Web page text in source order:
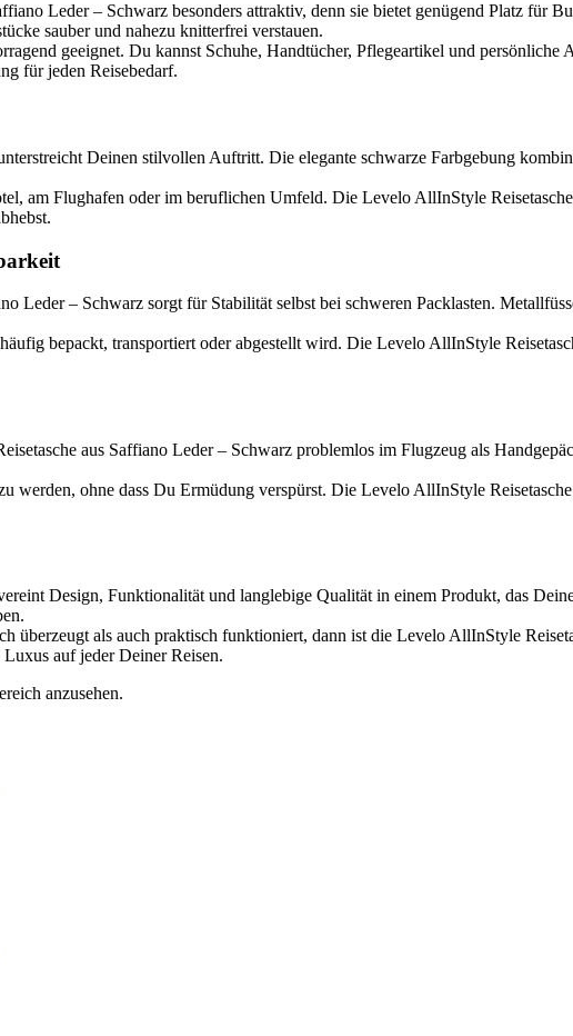
Leder – Schwarz besonders attraktiv, denn sie bietet genügend Platz für
sauber und nahezu knitterfrei verstauen.
geeignet. Du kannst Schuhe, Handtücher, Pflegeartikel und
für jeden Reisebedarf.
Deinen stilvollen Auftritt. Die elegante schwarze Farbgebung
am Flughafen oder im beruflichen Umfeld. Die Levelo AllInStyle
Leder – Schwarz sorgt für Stabilität selbst bei schweren Packlasten.
bepackt, transportiert oder abgestellt wird. Die Levelo AllInStyle
aus Saffiano Leder – Schwarz problemlos im Flugzeug als
werden, ohne dass Du Ermüdung verspürst. Die Levelo AllInStyle
Design, Funktionalität und langlebige Qualität in einem Produkt, das
überzeugt als auch praktisch funktioniert, dann ist die Levelo AllInStyle
auf jeder Deiner Reisen.
anzusehen.